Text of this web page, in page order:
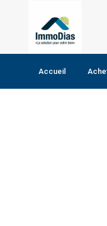
Accueil
PANIC ROOM
PANIC